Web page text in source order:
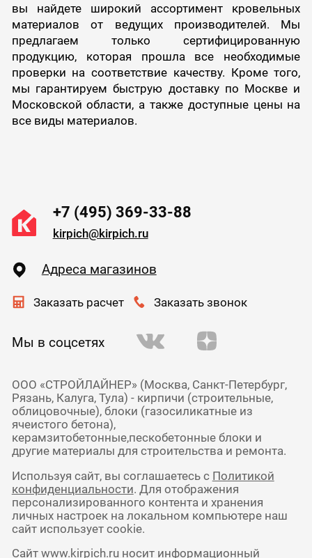
вы найдете широкий ассортимент кровельных
материалов от ведущих производителей. Мы
предлагаем только сертифицированную
продукцию, которая прошла все необходимые
проверки на соответствие качеству. Кроме того,
мы гарантируем быструю доставку по Москве и
Московской области, а также доступные цены на
все виды материалов.
+7 (495) 369-33-88
kirpich@kirpich.ru
Адреса магазинов
Заказать расчет Заказать звонок
Мы в соцсетях
ООО «СТРОЙЛАЙНЕР» (Москва, Санкт-Петербург,
Рязань, Калуга, Тула) - кирпичи (строительные,
облицовочные), блоки (газосиликатные из
ячеистого бетона),
керамзитобетонные,пескобетонные блоки и
другие материалы для строительства и ремонта.
Используя сайт, вы соглашаетесь с Политикой
конфиденциальности. Для отображения
персонализированного контента и хранения
личных настроек на локальном компьютере наш
сайт использует cookie.
Сайт www.kirpich.ru носит информационный